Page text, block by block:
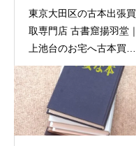
東京大田区の古本出張買
取専門店 古書窟揚羽堂｜
上池台のお宅へ古本買取
にお伺いしました